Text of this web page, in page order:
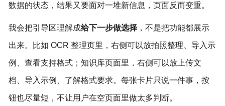
数据的状态，结果又要面对一堆新信息，页面反而变重。
我会把引导区理解成给下一步做选择，不是把功能都展示
出来。比如 OCR 整理页里，右侧可以放拍照整理、导入示
例、查看支持格式；知识库页面里，右侧可以放上传文
档、导入示例、了解格式要求。每张卡片只说一件事，按
钮也尽量短，不让用户在空页面里做太多判断。